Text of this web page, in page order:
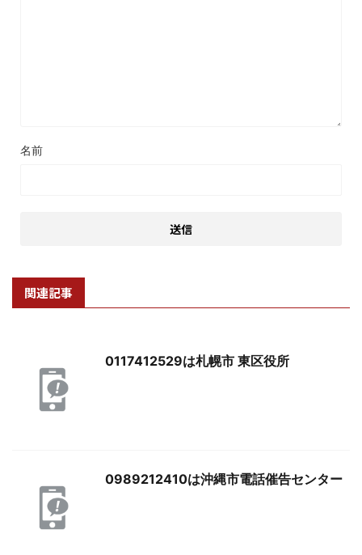
名前
関連記事
0117412529は札幌市 東区役所
0989212410は沖縄市電話催告センター